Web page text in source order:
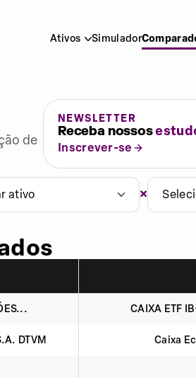
Ativos Simulador
de
NEWSLETTER
Receba nossos
Inscrever-se
ativo ×
CAIXA ETF
DTVM Caixa